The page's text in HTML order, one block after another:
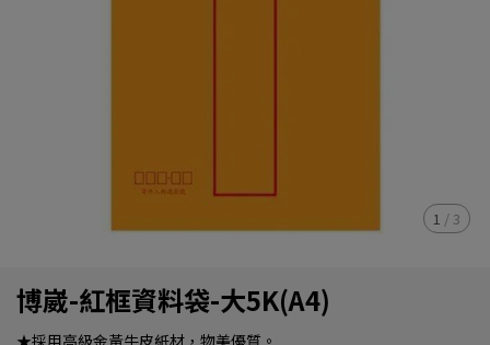
1 / 3
博崴-紅框資料袋-大5K(A4)
★採用高級金黃牛皮紙材，物美優質。